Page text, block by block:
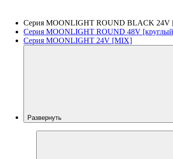
Серия MOONLIGHT ROUND BLACK 24V
Серия MOONLIGHT ROUND 48V
Серия MOONLIGHT 24V [MIX]
Развернуть